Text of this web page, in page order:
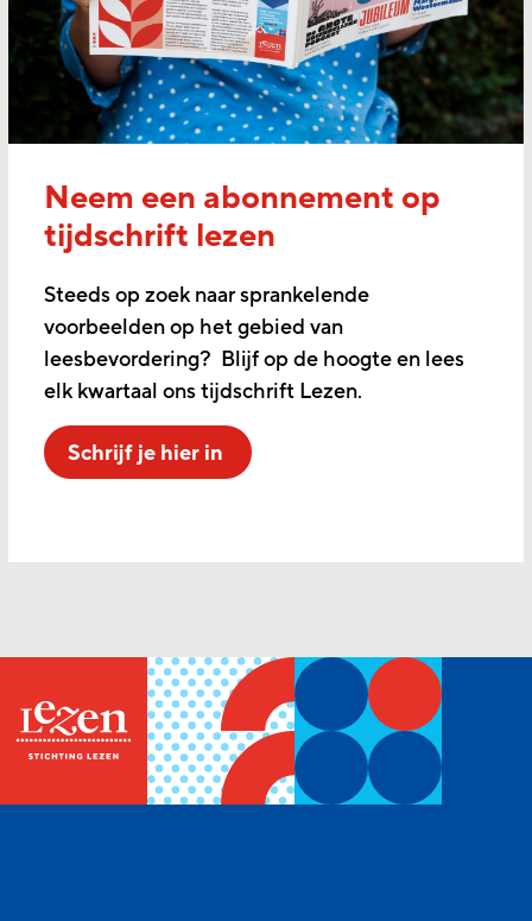
Neem een abonnement op
tijdschrift lezen
Steeds op zoek naar sprankelende
voorbeelden op het gebied van
leesbevordering? Blijf op de hoogte en lees
elk kwartaal ons tijdschrift Lezen.
Schrijf je hier in